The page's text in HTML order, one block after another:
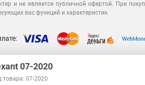
и не является публичной офертой. При
вас функций и характеристик.
07-2020
товара: 07-2020